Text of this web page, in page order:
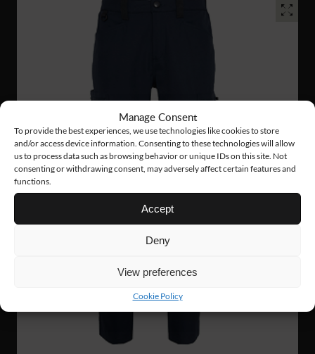
Manage Consent
To provide the best experiences, we use technologies like cookies to store
and/or access device information. Consenting to these technologies will allow
us to process data such as browsing behavior or unique IDs on this site. Not
consenting or withdrawing consent, may adversely affect certain features and
functions.
Accept
Deny
View preferences
Cookie Policy